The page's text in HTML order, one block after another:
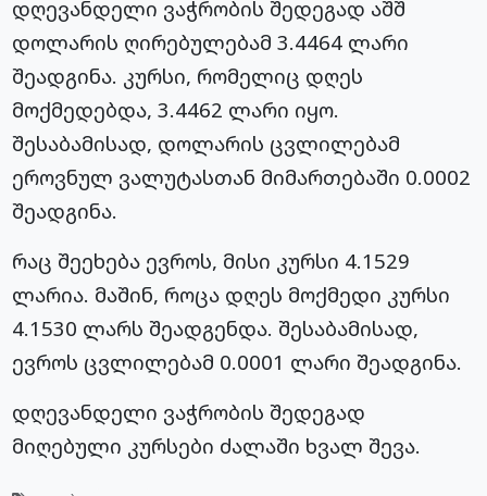
დღევანდელი ვაჭრობის შედეგად აშშ
დოლარის ღირებულებამ 3.4464 ლარი
შეადგინა. კურსი, რომელიც დღეს
მოქმედებდა, 3.4462 ლარი იყო.
შესაბამისად, დოლარის ცვლილებამ
ეროვნულ ვალუტასთან მიმართებაში 0.0002
შეადგინა.
რაც შეეხება ევროს, მისი კურსი 4.1529
ლარია. მაშინ, როცა დღეს მოქმედი კურსი
4.1530 ლარს შეადგენდა. შესაბამისად,
ევროს ცვლილებამ 0.0001 ლარი შეადგინა.
დღევანდელი ვაჭრობის შედეგად
მიღებული კურსები ძალაში ხვალ შევა.